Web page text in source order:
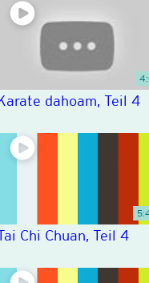
dahoam, Teil 4
Chi Chuan, Teil 4